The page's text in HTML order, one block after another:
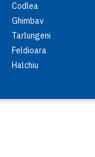
Codlea
Ghimbav
Tarlungeni
Feldioara
Halchiu